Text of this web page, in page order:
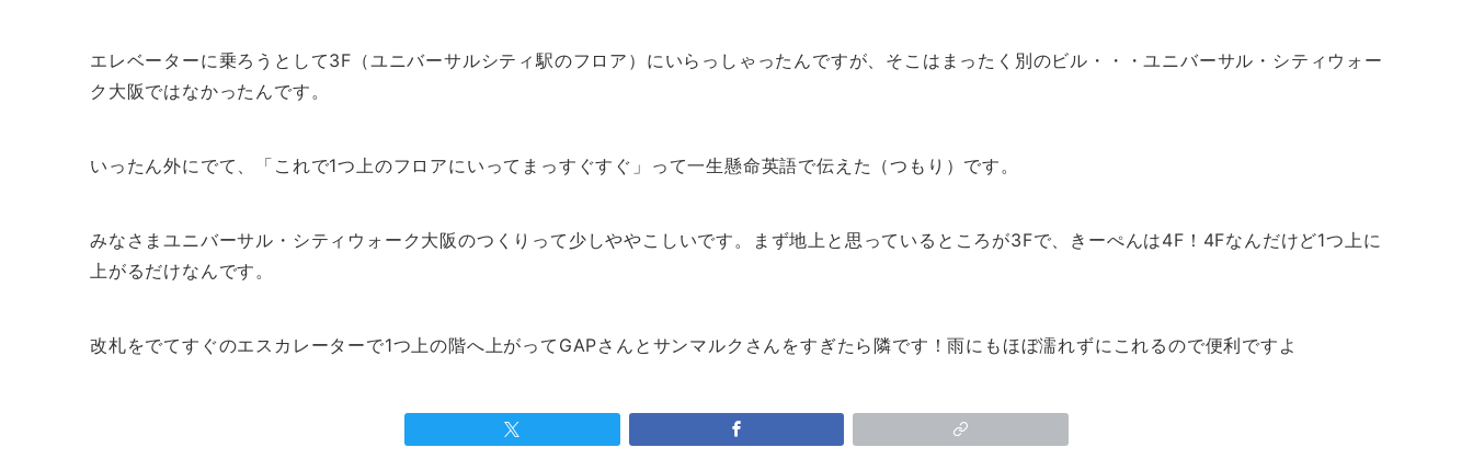
エレベーターに乗ろうとして3F（ユニバーサルシティ駅のフロア）にいらっしゃったんですが、そこはまったく別のビル・・・ユニバーサル・シティウォー
ク大阪ではなかったんです。
いったん外にでて、「これで1つ上のフロアにいってまっすぐすぐ」って一生懸命英語で伝えた（つもり）です。
みなさまユニバーサル・シティウォーク大阪のつくりって少しややこしいです。まず地上と思っているところが3Fで、きーぺんは4F！4Fなんだけど1つ上に
上がるだけなんです。
改札をでてすぐのエスカレーターで1つ上の階へ上がってGAPさんとサンマルクさんをすぎたら隣です！雨にもほぼ濡れずにこれるので便利ですよ